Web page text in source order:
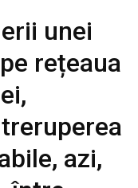
unei
rețeaua
azi,